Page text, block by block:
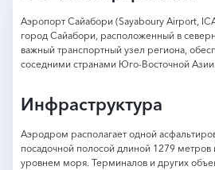
Аэропорт Сайабори (Sayaboury Airport,
город Сайабори, расположенный в
важный транспортный узел региона,
соседними странами Юго-Восточной Азии.
Инфраструктура
Аэродром располагает одной
посадочной полосой длиной 1279 метров
уровнем моря. Терминалов и других